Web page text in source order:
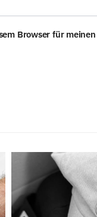
Browser für